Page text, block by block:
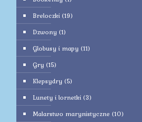
Breloczki (19)
Dzwony (1)
Globusy i mapy (11)
Gry (15)
Klepsydry (5)
Lunety i lornetki (3)
Malarstwo marynistyczne (10)